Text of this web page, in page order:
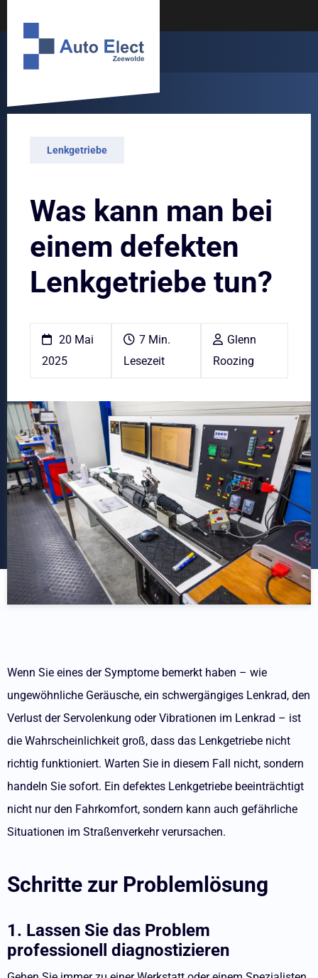
Lenkgetriebe
Was kann man bei
einem defekten
Lenkgetriebe tun?
20 Mai
2025
7 Min.
Lesezeit
Glenn
Roozing
Wenn Sie eines der Symptome bemerkt haben – wie
ungewöhnliche Geräusche, ein schwergängiges Lenkrad, den
Verlust der Servolenkung oder Vibrationen im Lenkrad – ist
die Wahrscheinlichkeit groß, dass das Lenkgetriebe nicht
richtig funktioniert. Warten Sie in diesem Fall nicht, sondern
handeln Sie sofort. Ein defektes Lenkgetriebe beeinträchtigt
nicht nur den Fahrkomfort, sondern kann auch gefährliche
Situationen im Straßenverkehr verursachen.
Schritte zur Problemlösung
1. Lassen Sie das Problem
professionell diagnostizieren